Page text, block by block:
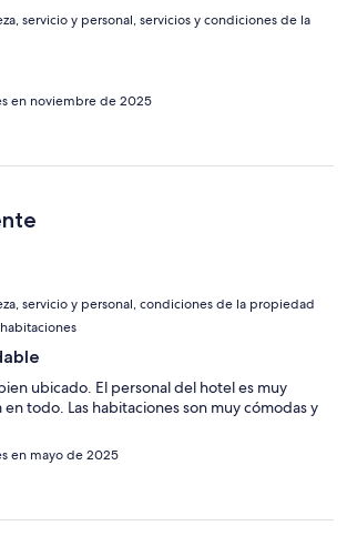
servicio y personal, servicios y condiciones de la
en noviembre de 2025
servicio y personal, condiciones de la propiedad
ubicado. El personal del hotel es muy
todo. Las habitaciones son muy cómodas y
en mayo de 2025